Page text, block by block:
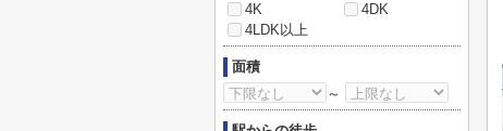
4K
4DK
4LDK以上
面積
～